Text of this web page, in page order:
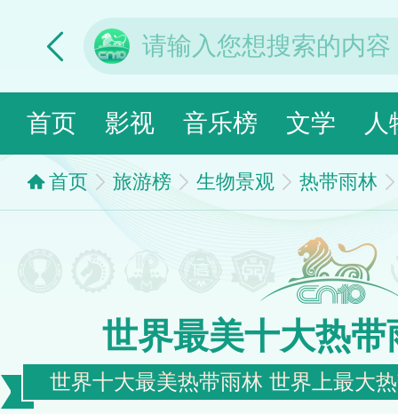
首页 影视 音乐榜 文学 人
首页 旅游榜 生物景观 热带雨林
世界最美十大热带
世界十大最美热带雨林 世界上最大